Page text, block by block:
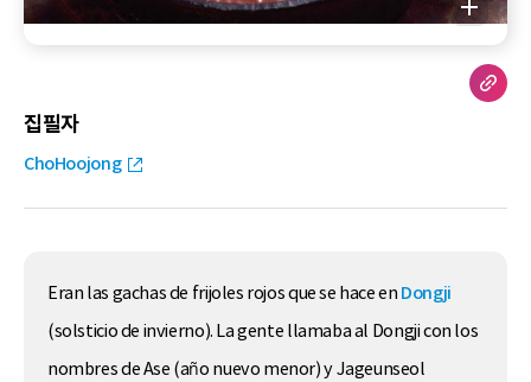
집필자
ChoHoojong
Eran las gachas de frijoles rojos que se hace en Dongji
(solsticio de invierno). La gente llamaba al Dongji con los
nombres de Ase (año nuevo menor) y Jageunseol